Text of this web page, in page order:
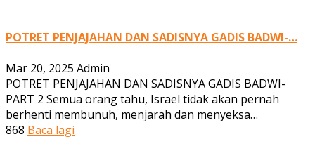
POTRET PENJAJAHAN DAN SADISNYA GADIS BADWI-…
Mar 20, 2025 Admin
POTRET PENJAJAHAN DAN SADISNYA GADIS BADWI-
PART 2 Semua orang tahu, Israel tidak akan pernah
berhenti membunuh, menjarah dan menyeksa…
868 Baca lagi